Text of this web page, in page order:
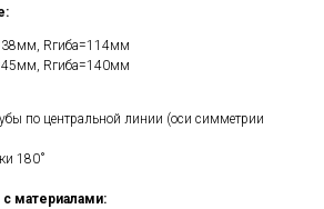
Rгиба=114мм
Rгиба=140мм
по центральной линии (оси симметрии
180˚
материалами: